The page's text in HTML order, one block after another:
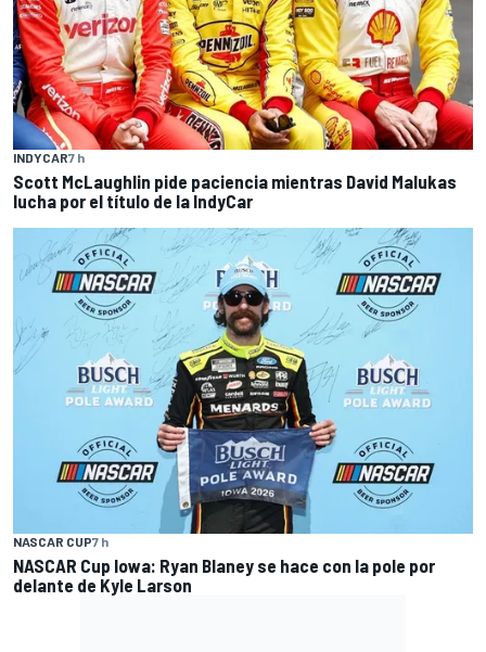
INDYCAR7 h
Scott McLaughlin pide paciencia mientras David Malukas
lucha por el título de la IndyCar
NASCAR CUP7 h
NASCAR Cup Iowa: Ryan Blaney se hace con la pole por
delante de Kyle Larson